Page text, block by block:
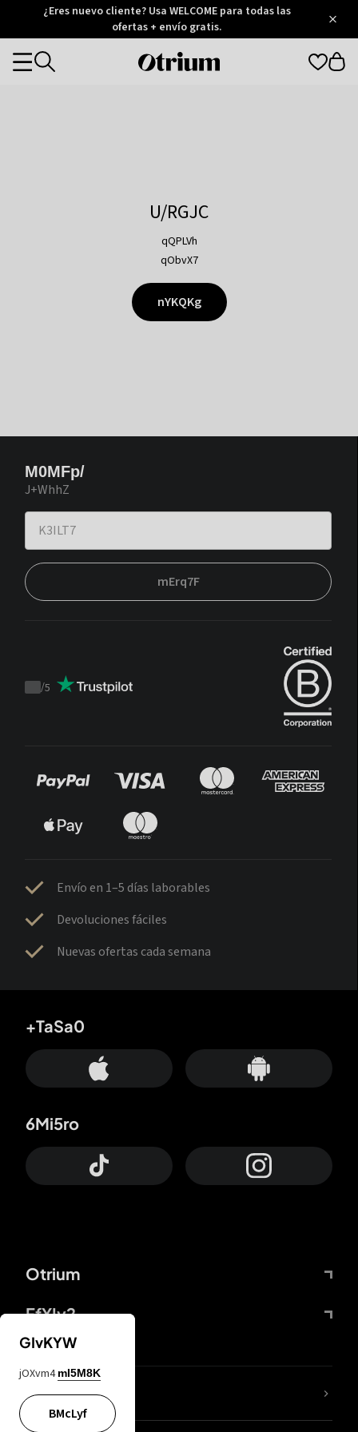
Otrium
Trustpilot
¿Eres nuevo cliente? Usa WELCOME para todas las
ofertas + envío gratis.
Otrium
Categories
U/RGJC
qQPLVh
qObvX7
nYKQKg
M0MFp/
J+WhhZ
mErq7F
Trustpilot
/5
Envío en 1–5 días laborables
Devoluciones fáciles
Nuevas ofertas cada semana
Otrium
FfYIy2
+TaSa0
6Mi5ro
65A04M
GIvKYW
jOXvm4 mI5M8K
BMcLyf